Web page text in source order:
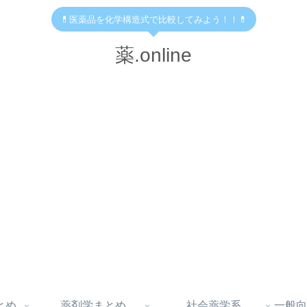
💊医薬品を化学構造式で比較してみよう！！💊
薬.online